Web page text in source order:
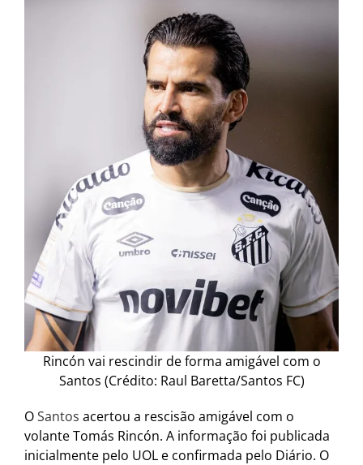
Rincón vai rescindir de forma amigável com o
Santos (Crédito: Raul Baretta/Santos FC)
OSantos acertou a rescisão amigável com o
volante Tomás Rincón. A informação foi publicada
inicialmente pelo UOL e confirmada pelo Diário. O